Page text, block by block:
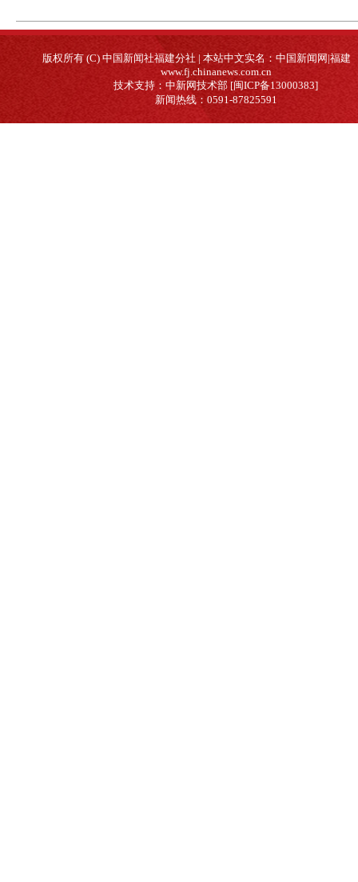
版权所有 (C) 中国新闻社福建分社 | 本站中文实名：中国新闻网|福建
www.fj.chinanews.com.cn
技术支持：中新网技术部 [闽ICP备13000383]
新闻热线：0591-87825591